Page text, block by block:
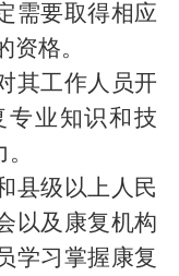
需要取得相应
格。
其工作人员开
专业知识和技
县级以上人民
以及康复机构
学习掌握康复